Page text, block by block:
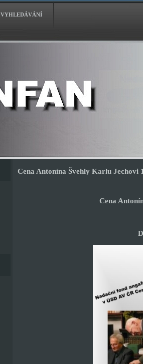
VYHLEDÁVÁNÍ
Cena Antonína Švehly Karlu Jechovi
Cena